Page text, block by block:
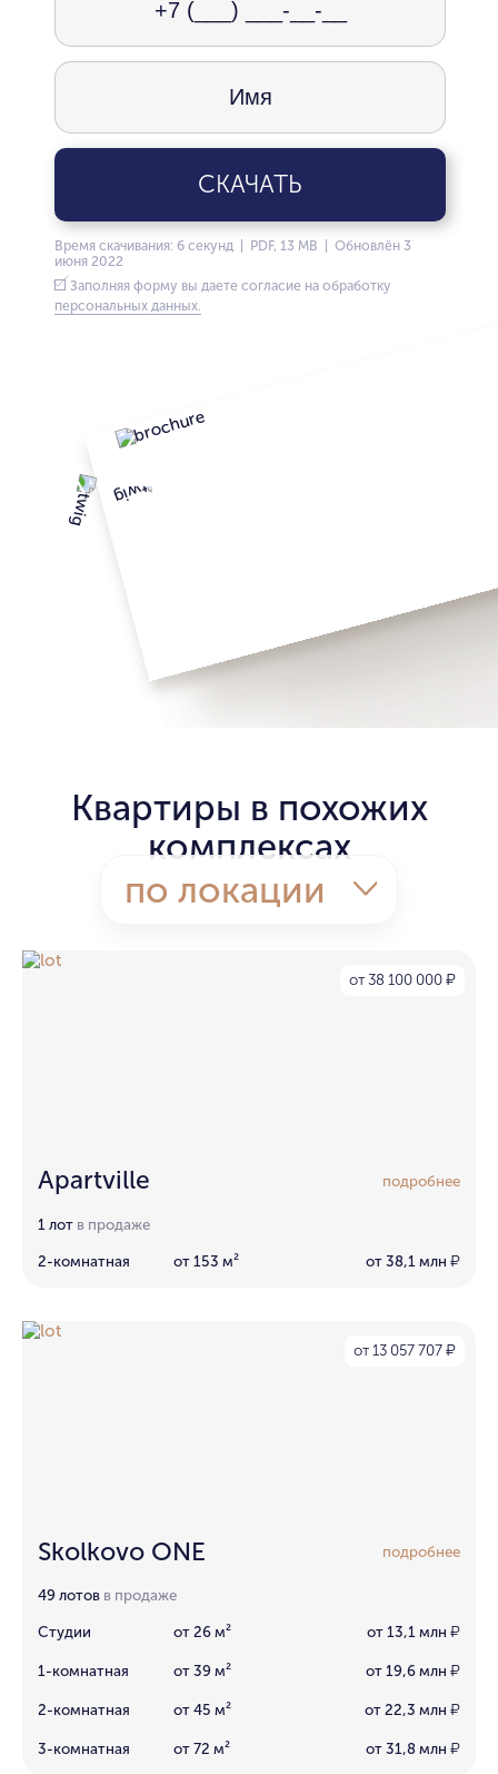
СКАЧАТЬ
Время скачивания: 6 секунд | PDF, 13 MB | Обновлён 3
июня 2022
Заполняя форму вы даете согласие на обработку
персональных данных.
Квартиры в похожих
комплексах
по локации
от 38 100 000 ₽
Apartville подробнее
1 лот в продаже
2-комнатная от 153 м² от 38,1 млн ₽
от 13 057 707 ₽
Skolkovo ONE подробнее
49 лотов в продаже
Студии от 26 м² от 13,1 млн ₽
1-комнатная от 39 м² от 19,6 млн ₽
2-комнатная от 45 м² от 22,3 млн ₽
3-комнатная от 72 м² от 31,8 млн ₽